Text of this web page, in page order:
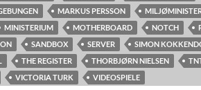
MARKUS PERSSON
MINISTERIUM MOTHERBOARD NOTCH
SANDBOX SERVER
SIMON
THE REGISTER THORBJØRN NIELSEN
VICTORIA TURK VIDEOSPIELE